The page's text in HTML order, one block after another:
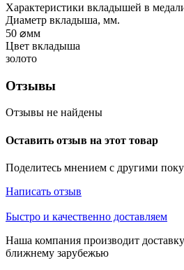
Характеристики вкладышей в
Диаметр вкладыша, мм.
50 ⌀мм
Цвет вкладыша
золото
Отзывы
Отзывы не найдены
Оставить отзыв на этот товар
Поделитесь мнением с другими
Написать отзыв
Быстро и качественно доставляем
Наша компания производит
ближнему зарубежью